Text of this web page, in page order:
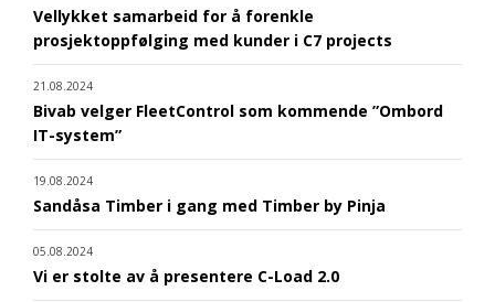
Vellykket samarbeid for å forenkle
prosjektoppfølging med kunder i C7 projects
21.08.2024
Bivab velger FleetControl som kommende ”Ombord
IT-system”
19.08.2024
Sandåsa Timber i gang med Timber by Pinja
05.08.2024
Vi er stolte av å presentere C-Load 2.0